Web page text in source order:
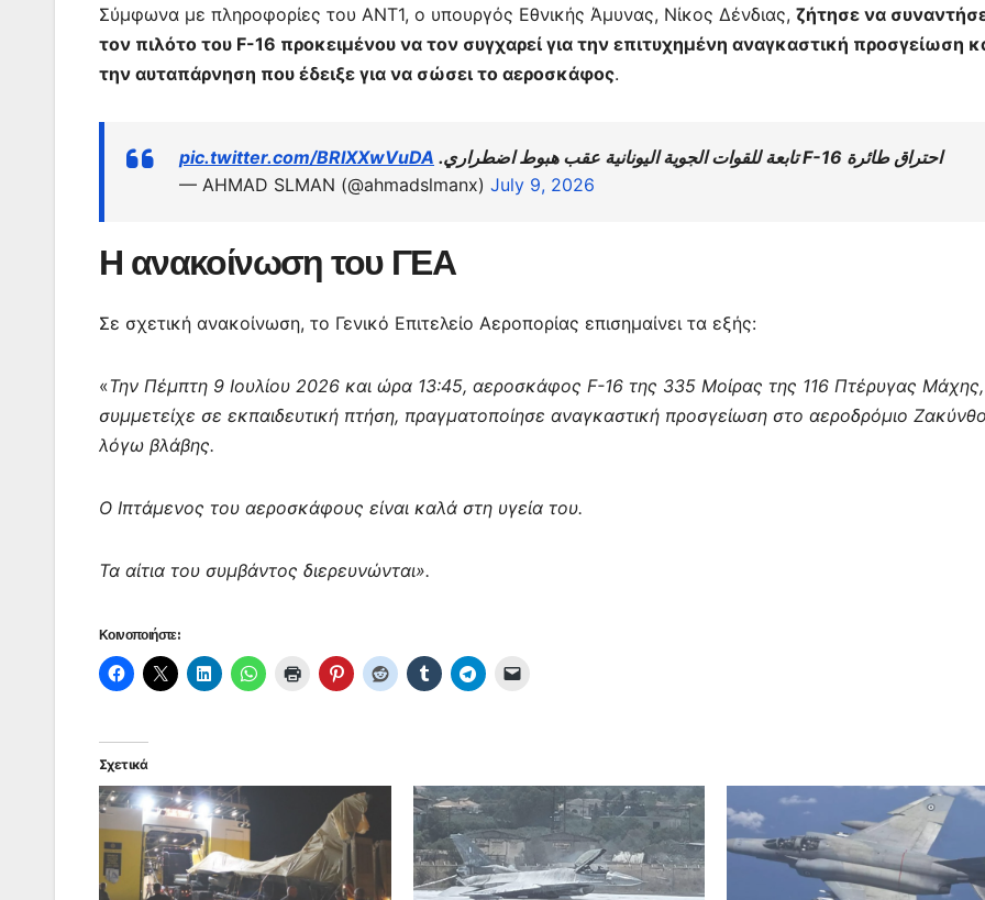
Σύμφωνα με πληροφορίες του ΑΝΤ1, ο υπουργός Εθνικής Άμυνας, Νίκος Δένδιας, ζήτησε να
τον πιλότο του F-16 προκειμένου να τον συγχαρεί για την επιτυχημένη αναγκαστική προσγείωση
την αυταπάρνηση που έδειξε για να σώσει το αεροσκάφος.
احتراق طائرة F-16 تابعة للقوات الجوية اليونانية عقب هبوط اضطراري.
pic.twitter.com/BRIXXwVuDA
— AHMAD SLMAN (@ahmadslmanx) July 9, 2026
Η ανακοίνωση του ΓΕΑ
Σε σχετική ανακοίνωση, το Γενικό Επιτελείο Αεροπορίας επισημαίνει τα εξής:
«Την Πέμπτη 9 Ιουλίου 2026 και ώρα 13:45, αεροσκάφος F-16 της 335 Μοίρας της 116 Πτέρυγας
συμμετείχε σε εκπαιδευτική πτήση, πραγματοποίησε αναγκαστική προσγείωση στο αεροδρόμιο
λόγω βλάβης.
Ο Ιπτάμενος του αεροσκάφους είναι καλά στη υγεία του.
Τα αίτια του συμβάντος διερευνώνται».
Κοινοποιήστε:
Σχετικά